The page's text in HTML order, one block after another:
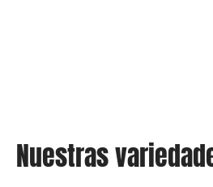
Nuestras